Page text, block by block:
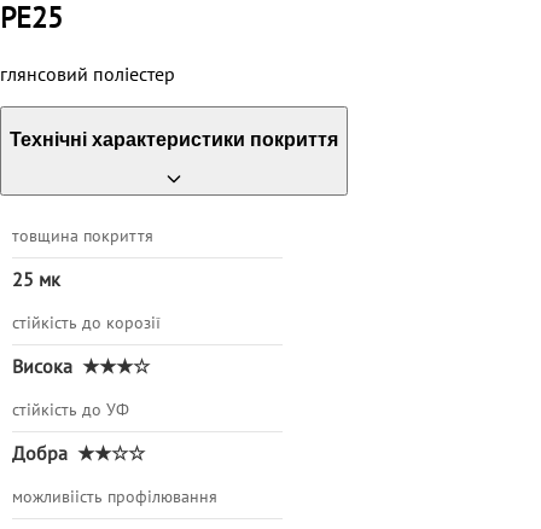
PE25
глянсовий поліестер
Технічні характеристики покриття
товщина покриття
25 мк
стійкість до корозії
Висока ★★★☆
стійкість до УФ
Добра ★★☆☆
можливіість профілювання